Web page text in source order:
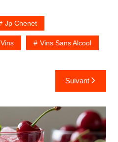
Jp Chenet
Vins Vins Sans Alcool
Suivant